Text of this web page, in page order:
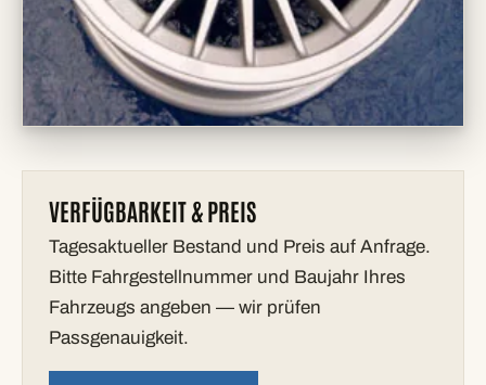
VERFÜGBARKEIT & PREIS
Tagesaktueller Bestand und Preis auf Anfrage.
Bitte Fahrgestellnummer und Baujahr Ihres
Fahrzeugs angeben — wir prüfen
Passgenauigkeit.